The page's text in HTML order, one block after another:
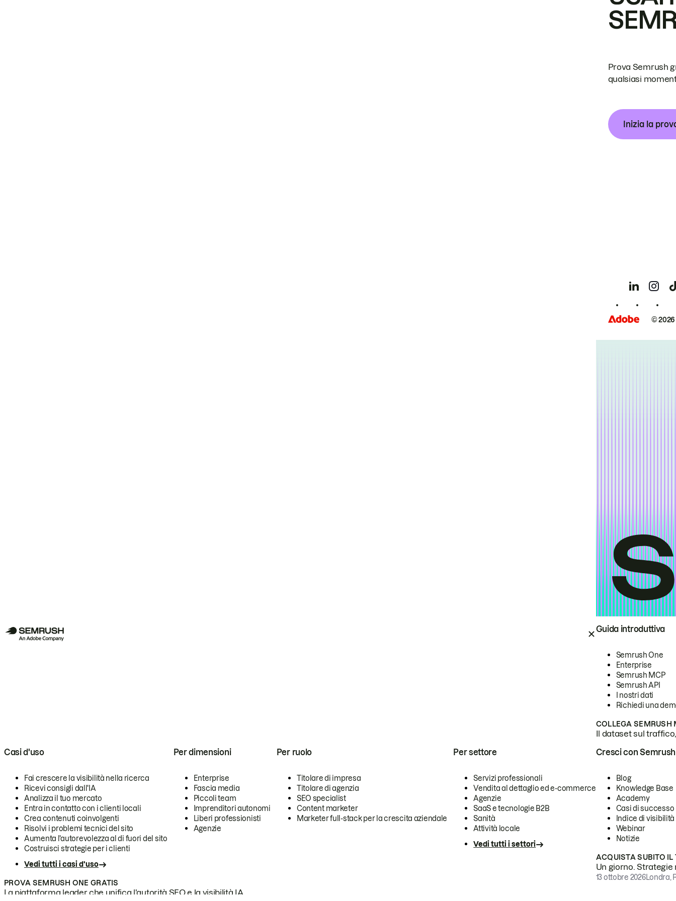
Guida introduttiva
Semrush One
Enterprise
Semrush MCP
Semrush API
I nostri dati
Richiedi una
COLLEGA SEMRUSH
Il dataset sul
Casi d'uso
Fai crescere la visibilità nella ricerca
Ricevi consigli dall'IA
Analizza il tuo mercato
Entra in contatto con i clienti locali
Crea contenuti coinvolgenti
Risolvi i problemi tecnici del sito
Aumenta l'autorevolezza al di fuori del sito
Costruisci strategie per i clienti
Vedi tutti i casi d'uso
Per dimensioni
Enterprise
Fascia media
Piccoli team
Imprenditori autonomi
Liberi professionisti
Agenzie
Per ruolo
Titolare di impresa
Titolare di agenzia
SEO specialist
Content marketer
Marketer full-stack per la crescita aziendale
Per settore
Servizi professionali
Vendita al dettaglio ed e-commerce
Agenzie
SaaS e tecnologie B2B
Sanità
Attività locale
Vedi tutti i settori
PROVA SEMRUSH ONE GRATIS
La piattaforma leader che unifica l'autorità SEO e la visibilità IA.
Cresci con Semrush
Blog
Knowledge Base
Academy
Casi di successo
Indice di visibilità
Webinar
Notizie
ACQUISTA SUBITO IL
Un giorno.
13 ottobre 2026Londra,
Prova Semrush
qualsiasi
Inizia la
©